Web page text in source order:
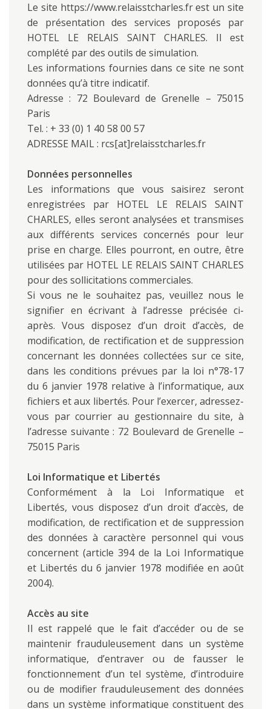
Le site https://www.relaisstcharles.fr est un site
de présentation des services proposés par
HOTEL LE RELAIS SAINT CHARLES. Il est
complété par des outils de simulation.
Les informations fournies dans ce site ne sont
données qu’à titre indicatif.
Adresse : 72 Boulevard de Grenelle – 75015
Paris
Tel. : + 33 (0) 1 40 58 00 57
ADRESSE MAIL : rcs[at]relaisstcharles.fr
Données personnelles
Les informations que vous saisirez seront
enregistrées par HOTEL LE RELAIS SAINT
CHARLES, elles seront analysées et transmises
aux différents services concernés pour leur
prise en charge. Elles pourront, en outre, être
utilisées par HOTEL LE RELAIS SAINT CHARLES
pour des sollicitations commerciales.
Si vous ne le souhaitez pas, veuillez nous le
signifier en écrivant à l’adresse précisée ci-
après. Vous disposez d’un droit d’accès, de
modification, de rectification et de suppression
concernant les données collectées sur ce site,
dans les conditions prévues par la loi n°78-17
du 6 janvier 1978 relative à l’informatique, aux
fichiers et aux libertés. Pour l’exercer, adressez-
vous par courrier au gestionnaire du site, à
l’adresse suivante : 72 Boulevard de Grenelle –
75015 Paris
Loi Informatique et Libertés
Conformément à la Loi Informatique et
Libertés, vous disposez d’un droit d’accès, de
modification, de rectification et de suppression
des données à caractère personnel qui vous
concernent (article 394 de la Loi Informatique
et Libertés du 6 janvier 1978 modifiée en août
2004).
Accès au site
Il est rappelé que le fait d’accéder ou de se
maintenir frauduleusement dans un système
informatique, d’entraver ou de fausser le
fonctionnement d’un tel système, d’introduire
ou de modifier frauduleusement des données
dans un système informatique constituent des